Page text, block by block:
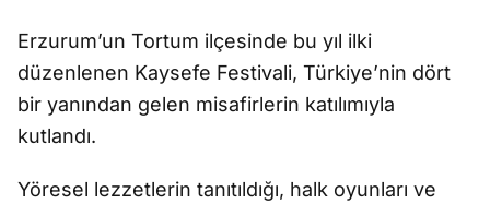
Erzurum’un Tortum ilçesinde bu yıl ilki
düzenlenen Kaysefe Festivali, Türkiye’nin dört
bir yanından gelen misafirlerin katılımıyla
kutlandı.
Yöresel lezzetlerin tanıtıldığı, halk oyunları ve